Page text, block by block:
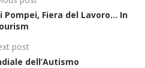
Fiera del Lavoro… In
post
dell’Autismo